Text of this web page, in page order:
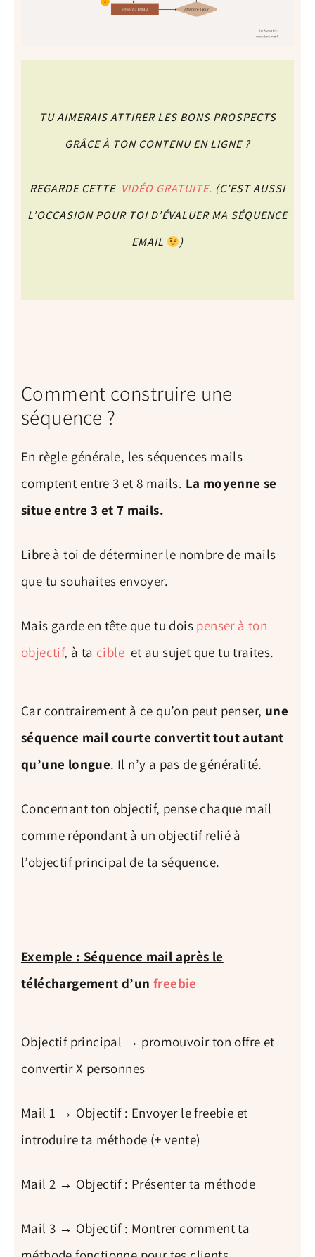
TU AIMERAIS ATTIRER LES BONS PROSPECTS
GRÂCE À TON CONTENU EN LIGNE ?
REGARDE CETTE VIDÉO GRATUITE. (C’EST AUSSI
L’OCCASION POUR TOI D’ÉVALUER MA SÉQUENCE
EMAIL
)
Comment construire une
séquence ?
En règle générale, les séquences mails
comptent entre 3 et 8 mails. La moyenne se
situe entre 3 et 7 mails.
Libre à toi de déterminer le nombre de mails
que tu souhaites envoyer.
Mais garde en tête que tu dois penser à ton
objectif, à ta cible et au sujet que tu traites.
Car contrairement à ce qu’on peut penser, une
séquence mail courte convertit tout autant
qu’une longue. Il n’y a pas de généralité.
Concernant ton objectif, pense chaque mail
comme répondant à un objectif relié à
l’objectif principal de ta séquence.
Exemple : Séquence mail après le
téléchargement d’un freebie
Objectif principal → promouvoir ton offre et
convertir X personnes
Mail 1 → Objectif : Envoyer le freebie et
introduire ta méthode (+ vente)
Mail 2 → Objectif : Présenter ta méthode
Mail 3 → Objectif : Montrer comment ta